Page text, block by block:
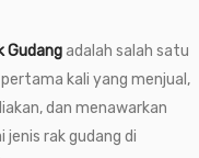
Gudangadalah salah satu
kali yang menjual,
dan menawarkan
jenis rak gudang di